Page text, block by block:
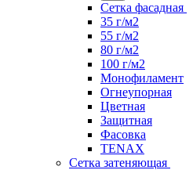
Сетка фасадная
35 г/м2
55 г/м2
80 г/м2
100 г/м2
Монофиламент
Огнеупорная
Цветная
Защитная
Фасовка
TENAX
Сетка затеняющая